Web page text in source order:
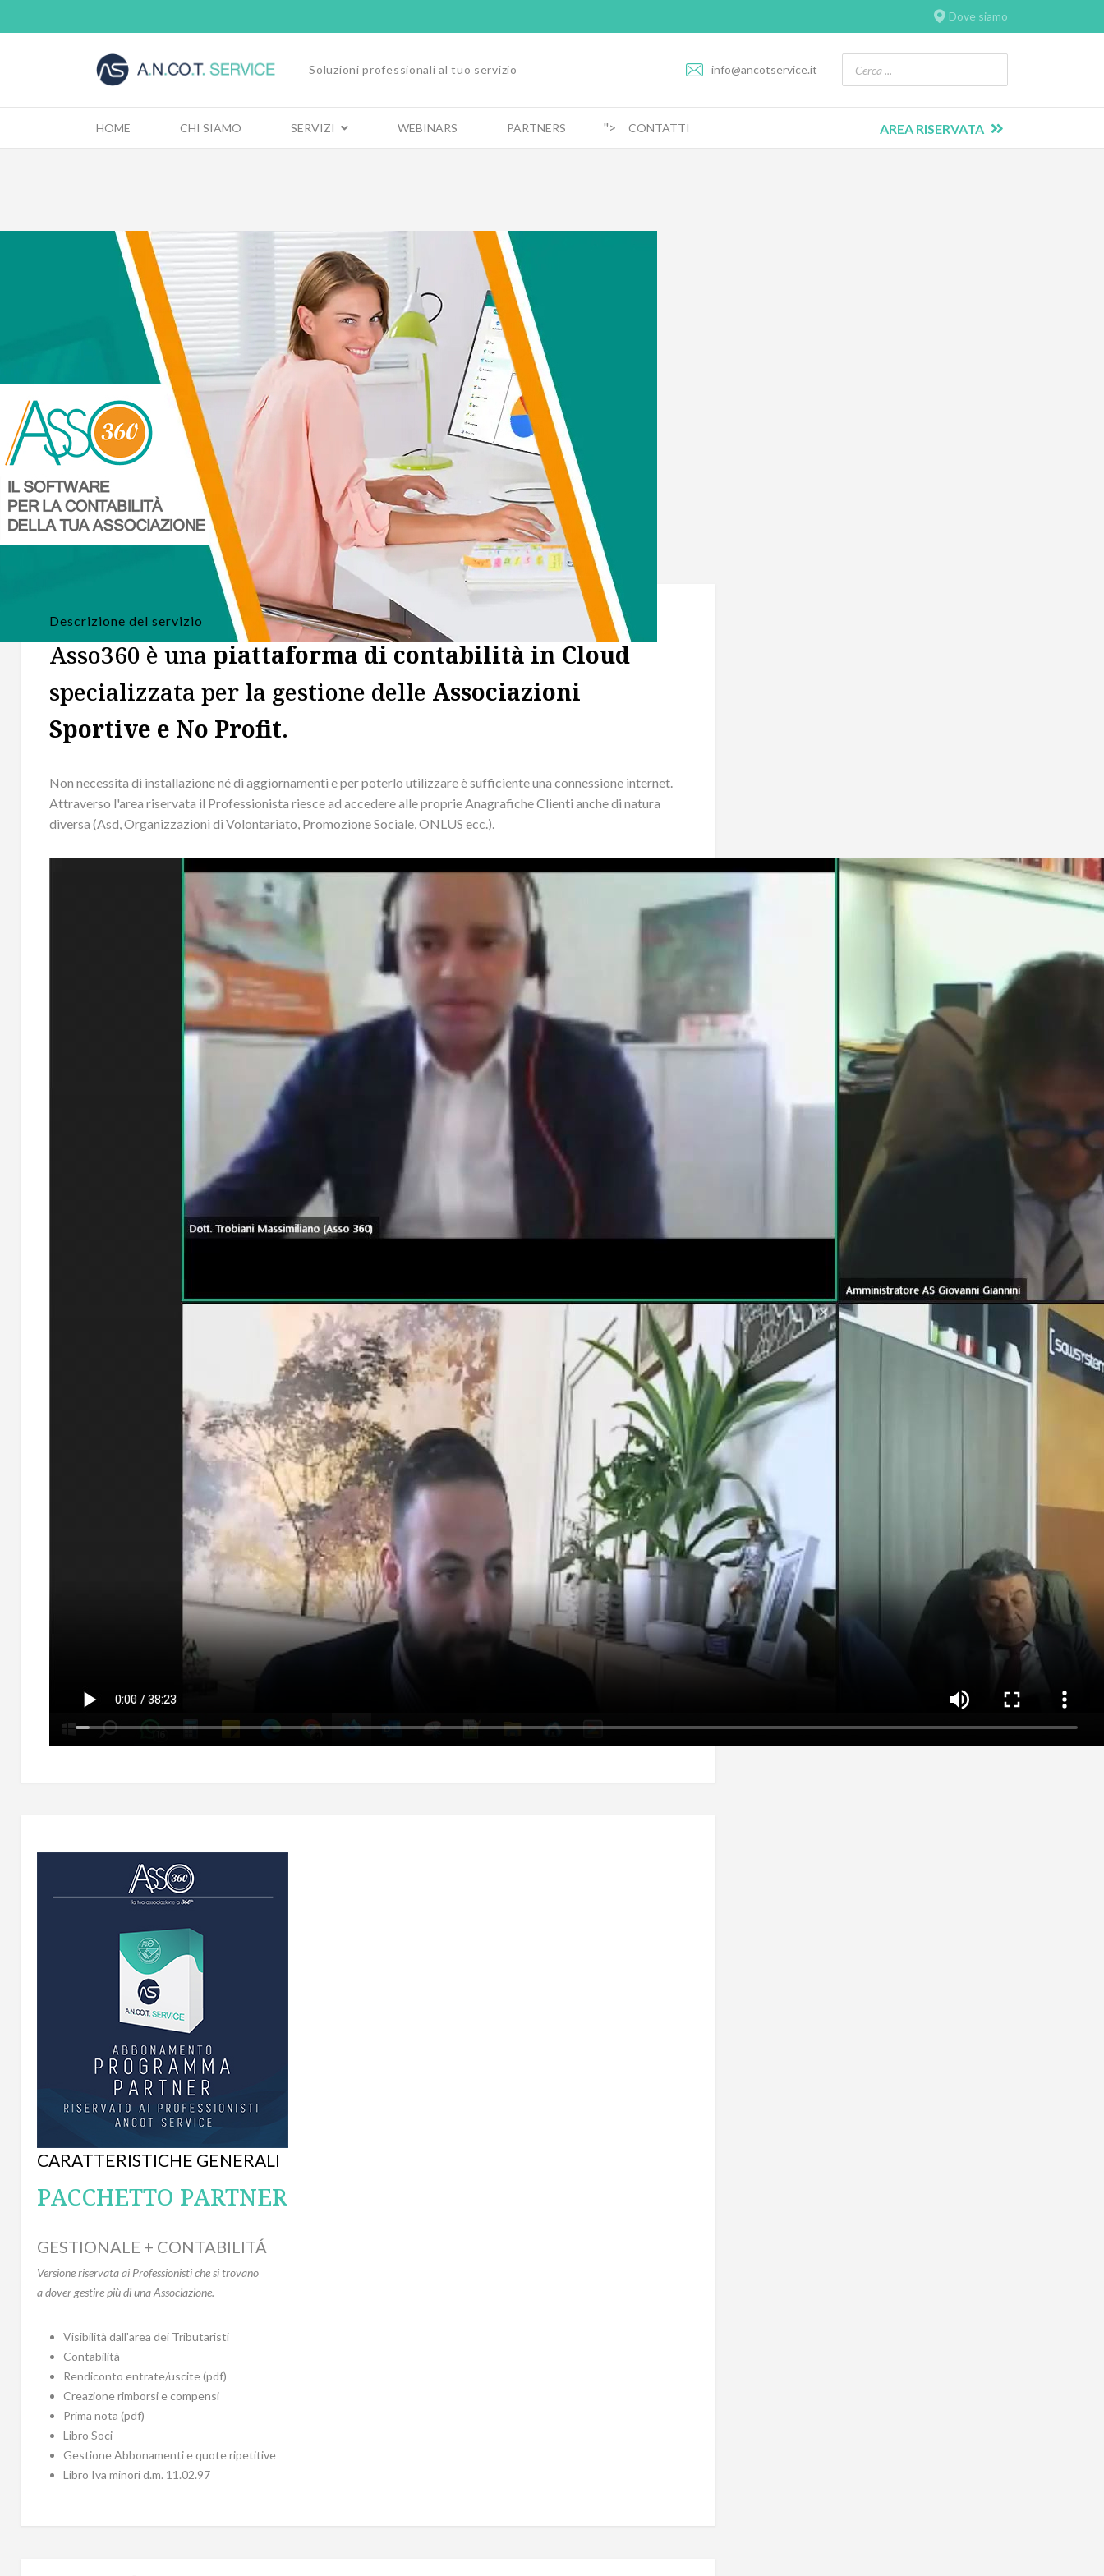
Dove siamo
Soluzioni professionali al tuo servizio info@ancotservice.it
AREA RISERVATA
HOME CHI SIAMO SERVIZI WEBINARS PARTNERS "> CONTATTI
Descrizione del servizio
Asso360 è una piattaforma di contabilità in Cloud
specializzata per la gestione delle Associazioni
Sportive e No Profit.
Non necessita di installazione né di aggiornamenti e per poterlo utilizzare è sufficiente una connessione internet.
Attraverso l'area riservata il Professionista riesce ad accedere alle proprie Anagrafiche Clienti anche di natura
diversa (Asd, Organizzazioni di Volontariato, Promozione Sociale, ONLUS ecc.).
CARATTERISTICHE GENERALI
PACCHETTO PARTNER
GESTIONALE + CONTABILITÁ
Versione riservata ai Professionisti che si trovano
a dover gestire più di una Associazione.
Visibilità dall'area dei Tributaristi
Contabilità
Rendiconto entrate/uscite (pdf)
Creazione rimborsi e compensi
Prima nota (pdf)
Libro Soci
Gestione Abbonamenti e quote ripetitive
Libro Iva minori d.m. 11.02.97